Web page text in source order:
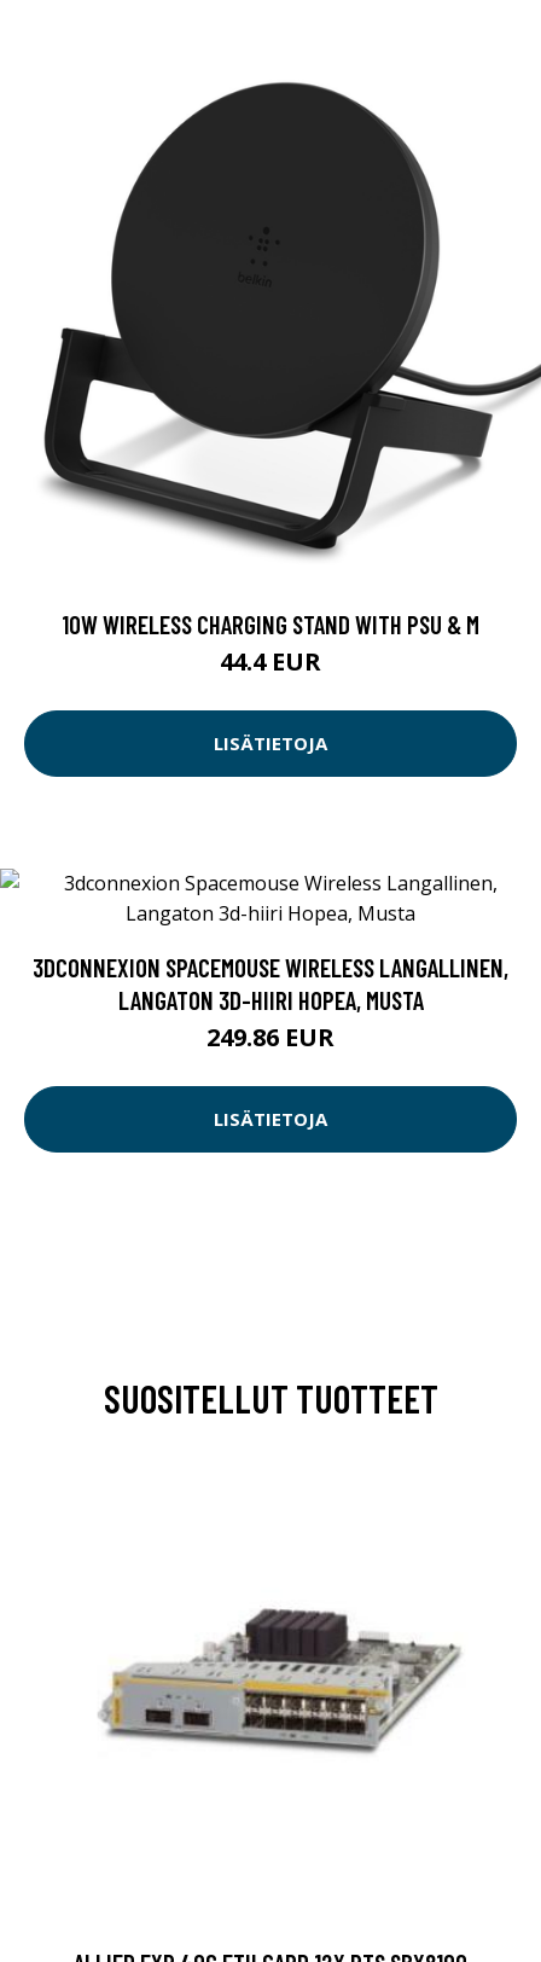
10W WIRELESS CHARGING STAND WITH PSU & M
44.4 EUR
LISÄTIETOJA
3DCONNEXION SPACEMOUSE WIRELESS LANGALLINEN,
LANGATON 3D-HIIRI HOPEA, MUSTA
249.86 EUR
LISÄTIETOJA
SUOSITELLUT TUOTTEET